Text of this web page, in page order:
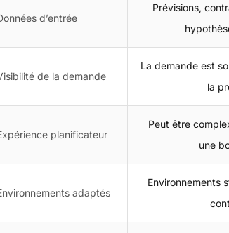
d’entrée
Prévisions,
de la demande
La demande est
la
planificateur
Peut être
une
adaptés
Environnements